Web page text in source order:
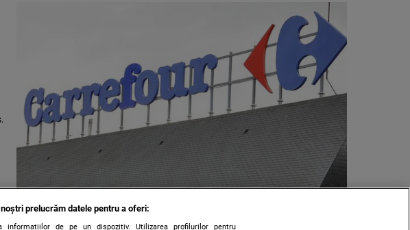
prelucrăm datele pentru a oferi:
informațiilor de pe un dispozitiv. Utilizarea profilurilor pentru